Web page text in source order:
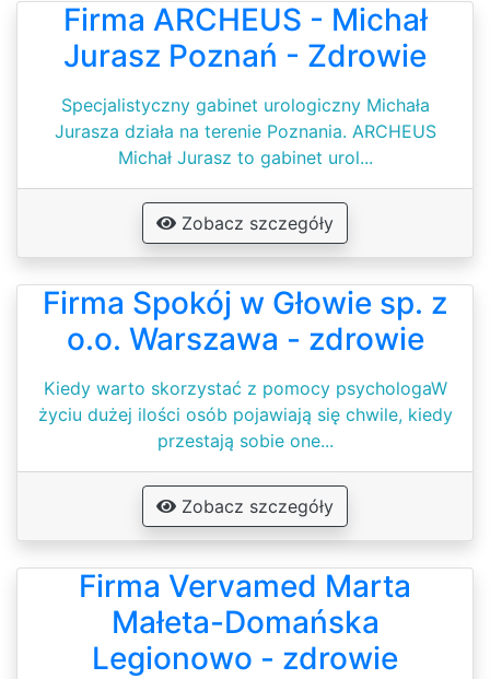
Firma ARCHEUS - Michał
Jurasz Poznań - Zdrowie
Specjalistyczny gabinet urologiczny Michała
Jurasza działa na terenie Poznania. ARCHEUS
Michał Jurasz to gabinet urol...
Zobacz szczegóły
Firma Spokój w Głowie sp. z
o.o. Warszawa - zdrowie
Kiedy warto skorzystać z pomocy psychologaW
życiu dużej ilości osób pojawiają się chwile, kiedy
przestają sobie one...
Zobacz szczegóły
Firma Vervamed Marta
Małeta-Domańska
Legionowo - zdrowie